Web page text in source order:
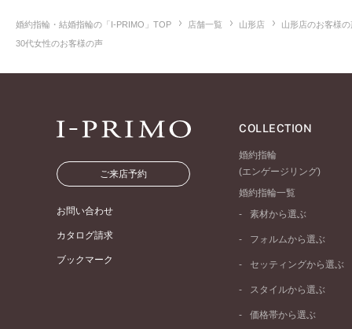
婚約指輪・結婚指輪の「I-PRIMO」TOP 店舗一覧 山形店
山形店のお客様
30代女性のお客様の声
ご来店予約
お問い合わせ
カタログ請求
ブックマーク
COLLECTION
婚約指輪
(エンゲージリング)
婚約指輪一覧
素材から選ぶ
プラチナ
ピンクゴールド
ペールブラウンゴール
フォルムから選ぶ
ストレートライン
V字ライン
セッティングから選ぶ
ソリテール
ダブルサイドメレ
スタイルから選ぶ
シンプル
価格帯から選ぶ